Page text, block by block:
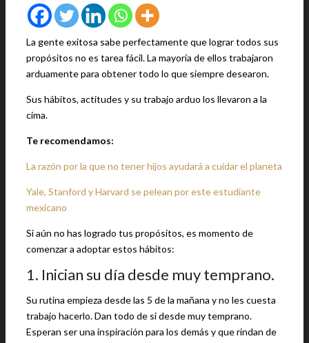
La gente exitosa sabe perfectamente que lograr todos sus
propósitos no es tarea fácil. La mayoría de ellos trabajaron
arduamente para obtener todo lo que siempre desearon.
Sus hábitos, actitudes y su trabajo arduo los llevaron a la
cima.
Te recomendamos:
La razón por la que no tener hijos ayudará a cuidar el planeta
Yale, Stanford y Harvard se pelean por este estudiante
mexicano
Si aún no has logrado tus propósitos, es momento de
comenzar a adoptar estos hábitos:
1. Inician su día desde muy temprano.
Su rutina empieza desde las 5 de la mañana y no les cuesta
trabajo hacerlo. Dan todo de si desde muy temprano.
Esperan ser una inspiración para los demás y que rindan de